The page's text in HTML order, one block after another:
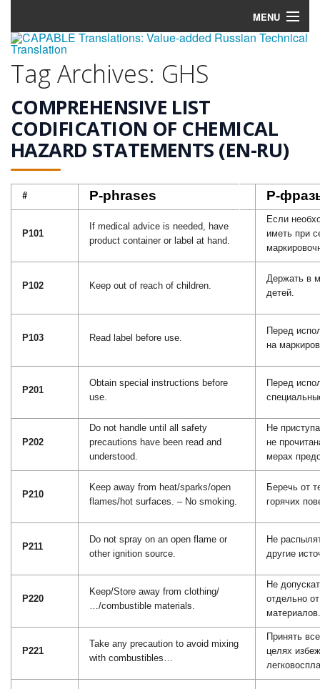
MENU
Home
Services
Tools
Blog
Contacts
Tag Archives: GHS
COMPREHENSIVE LIST
CODIFICATION OF CHEMICAL
HAZARD STATEMENTS (EN-RU)
# P-phrases P-
P101
If medical advice is needed, have
product container or label at hand.
Если
иметь при
P102 Keep out of reach of children.
Держать в
детей.
P103 Read label before use.
Перед
на
P201
Obtain special instructions before
use.
Перед
P202
Do not handle until all safety
precautions have been read and
understood.
Не
не
мерах
P210
Keep away from heat/sparks/open
flames/hot surfaces. – No smoking.
Беречь от
горячих
P211
Do not spray on an open flame or
other ignition source.
Не
другие
P220
Keep/Store away from clothing/
…/combustible materials.
Не
отдельно
материалов.
P221
Take any precaution to avoid mixing
with combustibles…
Принять
целях